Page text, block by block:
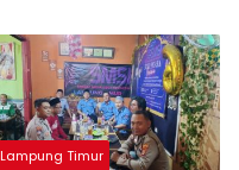
Lampung Timur